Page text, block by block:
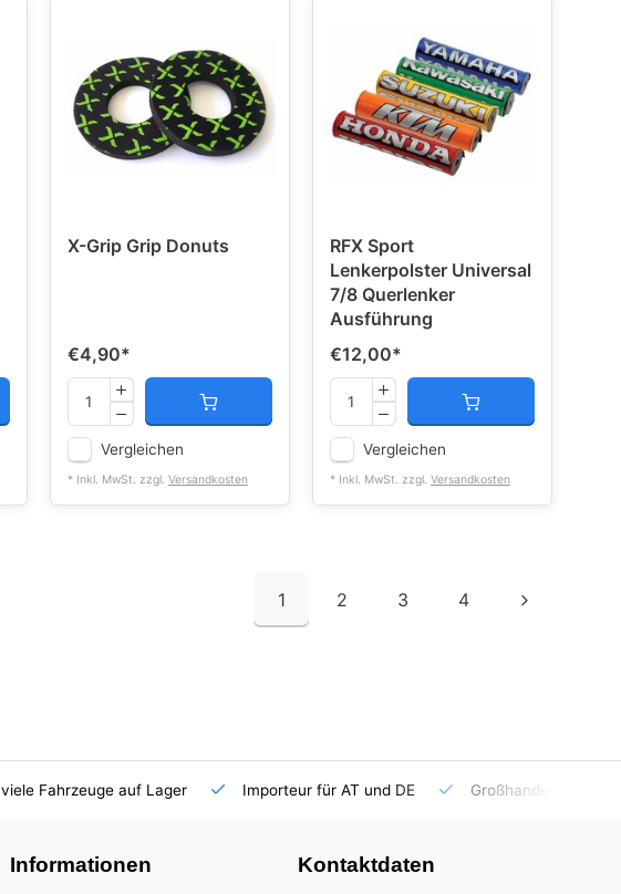
X-Grip Grip Donuts
€4,90*
Vergleichen
* Inkl. MwSt. zzgl. Versandkosten
RFX Sport
Lenkerpolster Universal
7/8 Querlenker
Ausführung
€12,00*
Vergleichen
* Inkl. MwSt. zzgl. Versandkosten
1 2 3 4
viele Fahrzeuge auf Lager Importeur für AT und DE Großhandel
Informationen Kontaktdaten